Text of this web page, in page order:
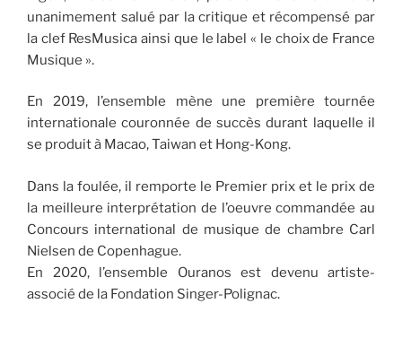
unanimement salué par la critique et récompensé par
la clef ResMusica ainsi que le label « le choix de France
Musique ».
En 2019, l’ensemble mène une première tournée
internationale couronnée de succès durant laquelle il
se produit à Macao, Taiwan et Hong-Kong.
Dans la foulée, il remporte le Premier prix et le prix de
la meilleure interprétation de l’oeuvre commandée au
Concours international de musique de chambre Carl
Nielsen de Copenhague.
En 2020, l’ensemble Ouranos est devenu artiste-
associé de la Fondation Singer-Polignac.